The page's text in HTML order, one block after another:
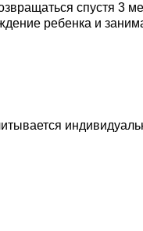
спустя 3
ребенка и